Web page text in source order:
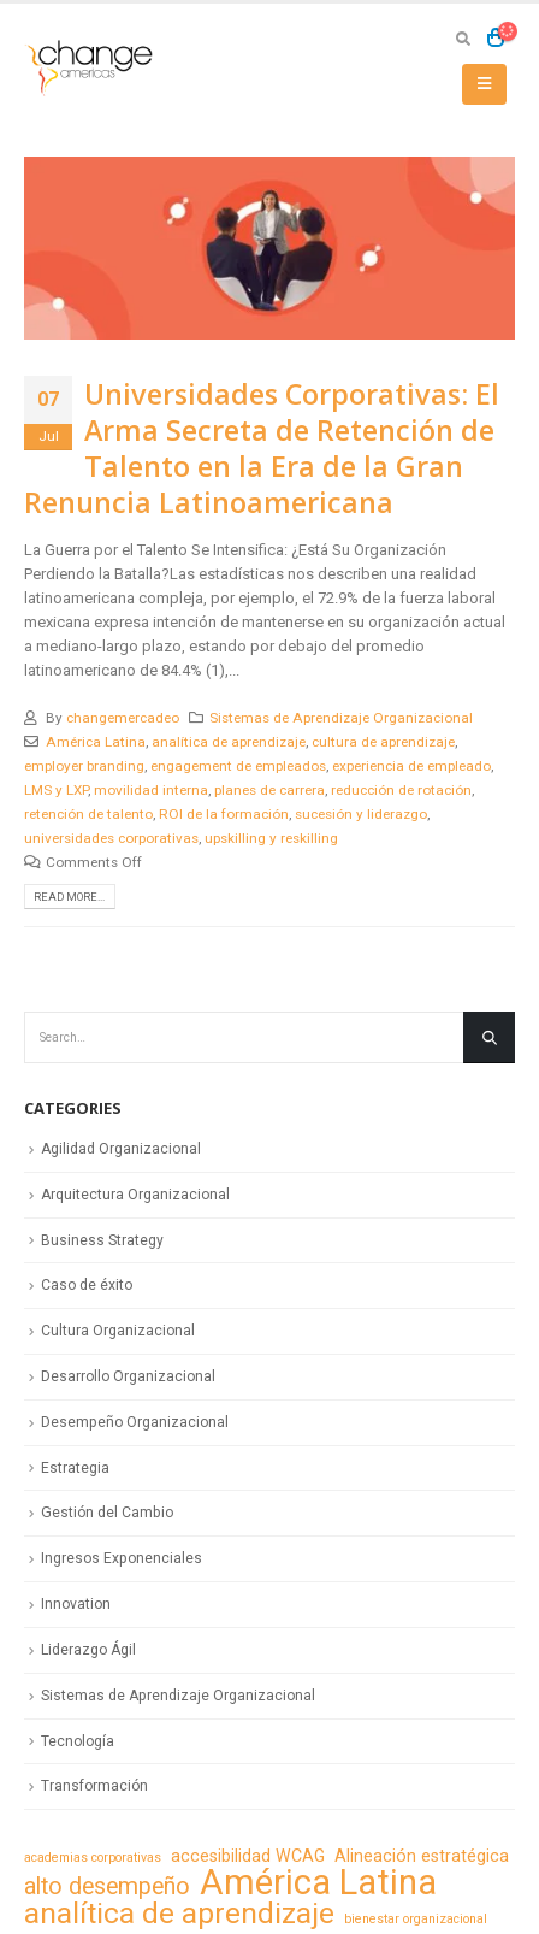
07
Jul
Universidades Corporativas: El
Arma Secreta de Retención de
Talento en la Era de la Gran
Renuncia Latinoamericana
La Guerra por el Talento Se Intensifica: ¿Está Su Organización
Perdiendo la Batalla?Las estadísticas nos describen una realidad
latinoamericana compleja, por ejemplo, el 72.9% de la fuerza laboral
mexicana expresa intención de mantenerse en su organización actual
a mediano-largo plazo, estando por debajo del promedio
latinoamericano de 84.4% (1),...
By changemercadeo
Sistemas de Aprendizaje Organizacional
América Latina analítica de aprendizaje, cultura de aprendizaje,
employer branding engagement de empleados experiencia de empleado
LMS y LXP, movilidad interna planes de carrera reducción de rotación
retención de talento ROI de la formación sucesión y liderazgo
universidades corporativas upskilling y reskilling
Comments Off
READ MORE...
CATEGORIES
Agilidad Organizacional
Arquitectura Organizacional
Business Strategy
Caso de éxito
Cultura Organizacional
Desarrollo Organizacional
Desempeño Organizacional
Estrategia
Gestión del Cambio
Ingresos Exponenciales
Innovation
Liderazgo Ágil
Sistemas de Aprendizaje Organizacional
Tecnología
Transformación
academias corporativas accesibilidad WCAG Alineación estratégica
alto desempeño América Latina
analítica de aprendizaje
bienestar organizacional